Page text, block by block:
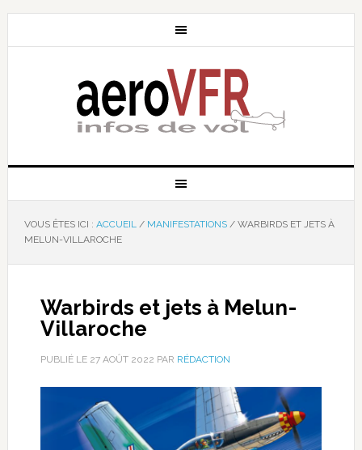
VOUS ÊTES ICI : ACCUEIL / MANIFESTATIONS /WARBIRDS ET JETS À
MELUN-VILLAROCHE
Warbirds et jets à Melun-
Villaroche
PUBLIÉ LE 27 AOÛT 2022 PAR RÉDACTION